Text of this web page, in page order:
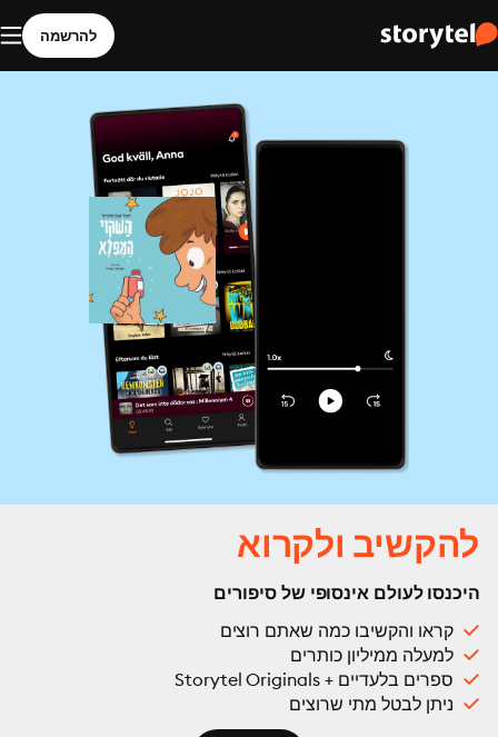
להרשמה
להקשיב ולקרוא
היכנסו לעולם אינסופי של סיפורים
קראו והקשיבו כמה שאתם רוצים
למעלה ממיליון כותרים
ספרים בלעדיים + Storytel Originals
ניתן לבטל מתי שרוצים